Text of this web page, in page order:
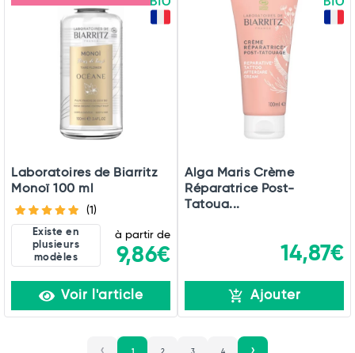
Laboratoires de Biarritz
Monoï 100 ml
(1)
Existe en
plusieurs
modèles
à partir de
9,86€
Voir l'article
Alga Maris Crème
Réparatrice Post-
Tatoua...
14,87€
Ajouter
1 2 3 4